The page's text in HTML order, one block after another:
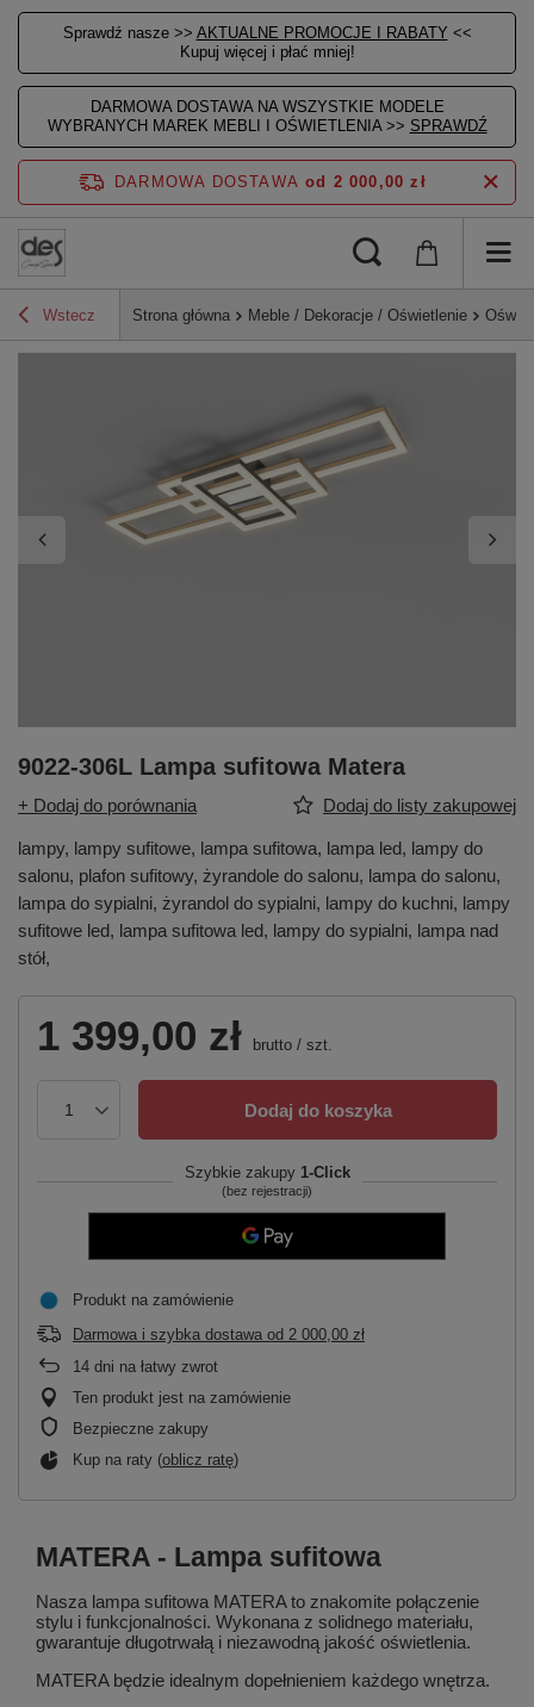
Sprawdź nasze >> AKTUALNE PROMOCJE I RABATY <<
Kupuj więcej i płać mniej!
DARMOWA DOSTAWA NA WSZYSTKIE MODELE
WYBRANYCH MAREK MEBLI I OŚWIETLENIA >> SPRAWDŹ
DARMOWA DOSTAWA od 2 000,00 zł
Wstecz Strona główna Meble / Dekoracje / Oświetlenie
9022-306L Lampa sufitowa Matera
+ Dodaj do porównania Dodaj do listy zakupowej
lampy, lampy sufitowe, lampa sufitowa, lampa led, lampy do
salonu, plafon sufitowy, żyrandole do salonu, lampa do salonu,
lampa do sypialni, żyrandol do sypialni, lampy do kuchni, lampy
sufitowe led, lampa sufitowa led, lampy do sypialni, lampa nad
stół,
1 399,00 zł brutto / szt.
Dodaj do koszyka
Szybkie zakupy 1-Click
(bez rejestracji)
Produkt na zamówienie
Darmowa i szybka dostawa od 2 000,00 zł
14 dni na łatwy zwrot
Ten produkt jest na zamówienie
Bezpieczne zakupy
Kup na raty (oblicz ratę)
MATERA - Lampa sufitowa
Nasza lampa sufitowa MATERA to znakomite połączenie
stylu i funkcjonalności. Wykonana z solidnego materiału,
gwarantuje długotrwałą i niezawodną jakość oświetlenia.
MATERA będzie idealnym dopełnieniem każdego wnętrza.